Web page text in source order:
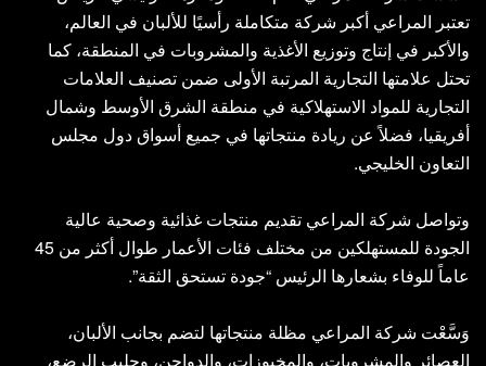
تعتبر المراعي أكبر شركة متكاملة رأسيًا للألبان في العالم،
والأكبر في إنتاج وتوزيع الأغذية والمشروبات في المنطقة، كما
تحتل علامتها التجارية المرتبة الأولى ضمن تصنيف العلامات
التجارية للمواد الاستهلاكية في منطقة الشرق الأوسط وشمال
أفريقيا، فضلاً عن ريادة منتجاتها في جميع أسواق دول مجلس
التعاون الخليجي.
وتواصل شركة المراعي تقديم منتجات غذائية وصحية عالية
الجودة للمستهلكين من مختلف فئات الأعمار طوال أكثر من 45
عاماً للوفاء بشعارها الرئيس “جودة تستحق الثقة”.
وَسَّعْت شركة المراعي مظلة منتجاتها لتضم بجانب الألبان،
العصائر والمشروبات، والمخبوزات، والدواجن، وحليب الرضع،